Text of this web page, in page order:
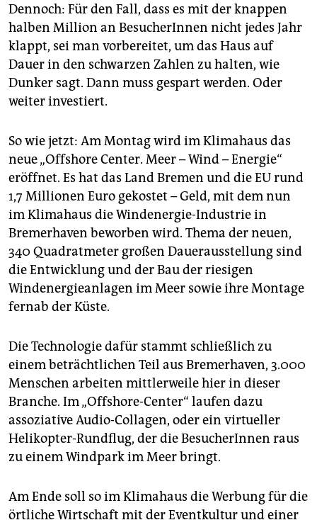
Dennoch: Für den Fall, dass es mit der knappen
halben Million an BesucherInnen nicht jedes Jahr
klappt, sei man vorbereitet, um das Haus auf
Dauer in den schwarzen Zahlen zu halten, wie
Dunker sagt. Dann muss gespart werden. Oder
weiter investiert.
So wie jetzt: Am Montag wird im Klimahaus das
neue „Offshore Center. Meer – Wind – Energie“
eröffnet. Es hat das Land Bremen und die EU rund
1,7 Millionen Euro gekostet – Geld, mit dem nun
im Klimahaus die Windenergie-Industrie in
Bremerhaven beworben wird. Thema der neuen,
340 Quadratmeter großen Dauerausstellung sind
die Entwicklung und der Bau der riesigen
Windenergieanlagen im Meer sowie ihre Montage
fernab der Küste.
Die Technologie dafür stammt schließlich zu
einem beträchtlichen Teil aus Bremerhaven, 3.000
Menschen arbeiten mittlerweile hier in dieser
Branche. Im „Offshore-Center“ laufen dazu
assoziative Audio-Collagen, oder ein virtueller
Helikopter-Rundflug, der die BesucherInnen raus
zu einem Windpark im Meer bringt.
Am Ende soll so im Klimahaus die Werbung für die
örtliche Wirtschaft mit der Eventkultur und einer